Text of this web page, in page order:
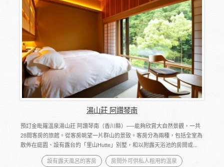
湯山莊 阿讚琴南
預訂金毗羅溫泉湯山莊 阿讚琴南（香川縣）──能夠欣賞大自然景觀，一共
28間客房的旅館。從客房眺望一片群山的景致。客房分為兩種，包括全室為
散佈在庭園、設有露台的「里山Hutte」別墅，和以附露天浴池的房間或...
設有露天風呂的客房 房間外可供私人租用的溫泉